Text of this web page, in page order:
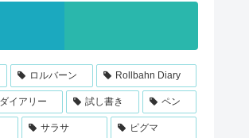
ロルバーン Rollbahn Diary
イアリー 試し書き ペン
サラサ ピグマ